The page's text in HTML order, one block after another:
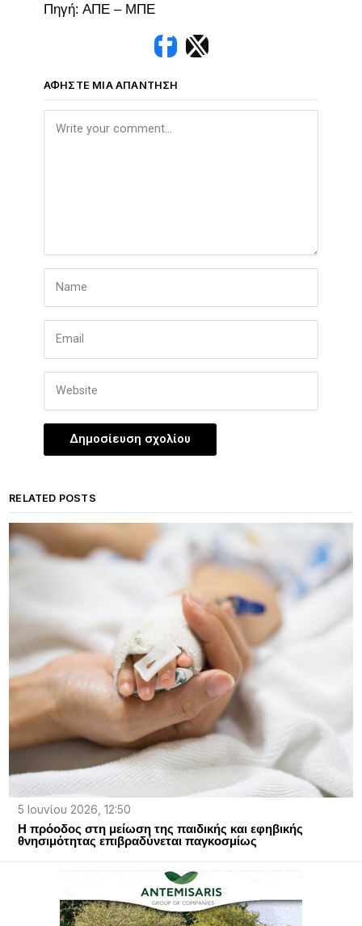
Πηγή: ΑΠΕ – ΜΠΕ
ΑΦΉΣΤΕ ΜΙΑ ΑΠΆΝΤΗΣΗ
RELATED POSTS
5 Ιουνίου 2026, 12:50
Η πρόοδος στη μείωση της παιδικής και εφηβικής
θνησιμότητας επιβραδύνεται παγκοσμίως